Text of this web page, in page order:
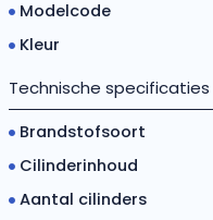
Modelcode
Kleur
Technische specificaties
Brandstofsoort
Cilinderinhoud
Aantal cilinders